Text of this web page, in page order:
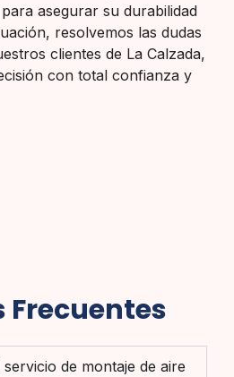
asegurar su durabilidad
resolvemos las dudas
clientes de La Calzada,
con total confianza y
Frecuentes
de montaje de aire